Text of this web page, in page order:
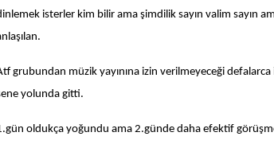
isterler kim bilir ama şimdilik sayın valim sayın
grubundan müzik yayınına izin verilmeyeceği
yolunda gitti.
oldukça yoğundu ama 2.günde daha efektif